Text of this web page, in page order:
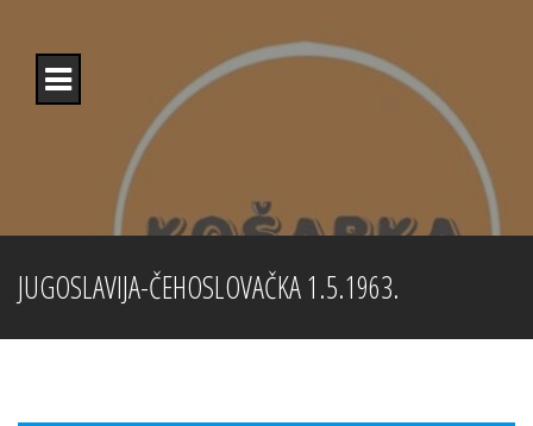
content
JUGOSLAVIJA-ČEHOSLOVAČKA 1.5.1963.